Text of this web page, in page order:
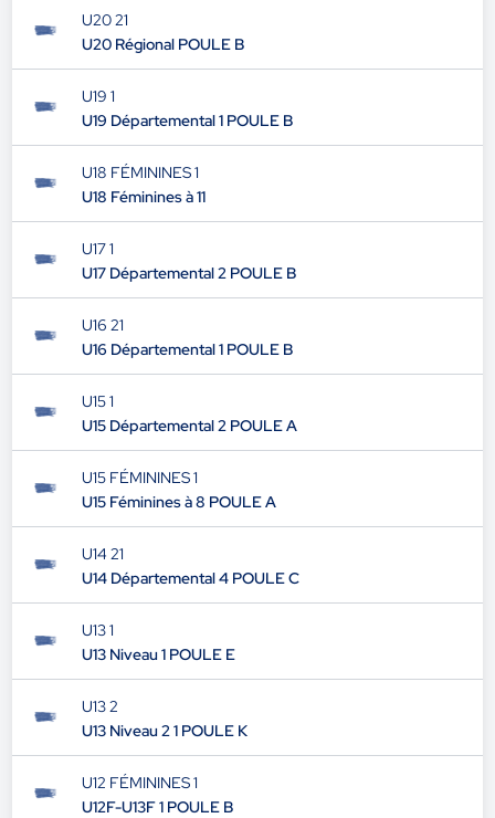
U20 21
U20 Régional POULE B
U19 1
U19 Départemental 1 POULE B
U18 FÉMININES 1
U18 Féminines à 11
U17 1
U17 Départemental 2 POULE B
U16 21
U16 Départemental 1 POULE B
U15 1
U15 Départemental 2 POULE A
U15 FÉMININES 1
U15 Féminines à 8 POULE A
U14 21
U14 Départemental 4 POULE C
U13 1
U13 Niveau 1 POULE E
U13 2
U13 Niveau 2 1 POULE K
U12 FÉMININES 1
U12F-U13F 1 POULE B